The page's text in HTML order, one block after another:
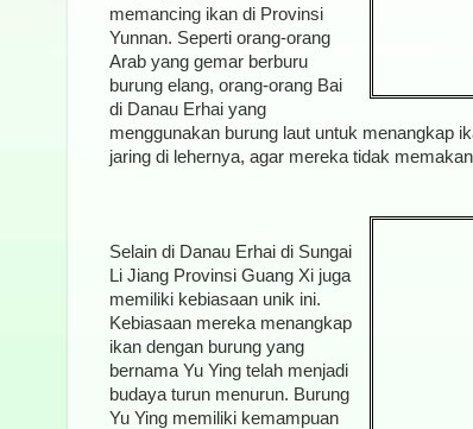
memancing ikan di Provinsi
Yunnan. Seperti orang-orang
Arab yang gemar berburu
burung elang, orang-orang Bai
di Danau Erhai yang
menggunakan burung laut untuk menangkap
jaring di lehernya, agar mereka tidak
Selain di Danau Erhai di Sungai
Li Jiang Provinsi Guang Xi juga
memiliki kebiasaan unik ini.
Kebiasaan mereka menangkap
ikan dengan burung yang
bernama Yu Ying telah menjadi
budaya turun menurun. Burung
Yu Ying memiliki kemampuan